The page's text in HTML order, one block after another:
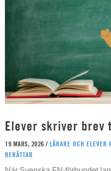
Elever skriver brev
19 MARS, 2026 / LÄRARE OCH ELEVER
BERÄTTAR